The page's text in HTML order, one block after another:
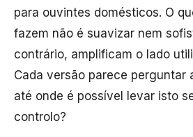
para ouvintes domésticos. O
fazem não é suavizar nem
contrário, amplificam o lado
Cada versão parece perguntar
até onde é possível levar isto
controlo?